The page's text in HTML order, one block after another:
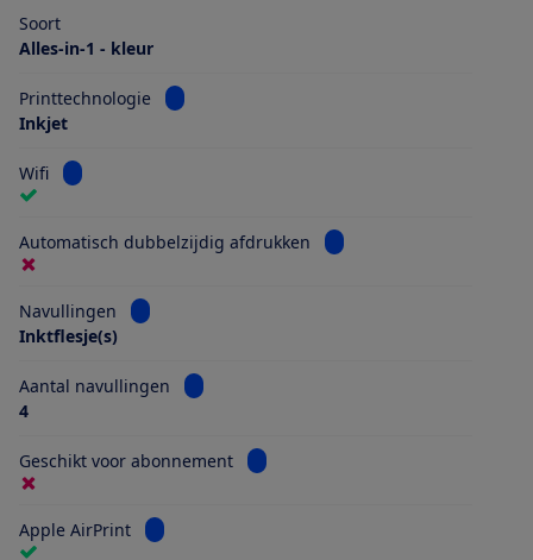
Soort
Alles-in-1 - kleur
Printtechnologie
Bekijk informatie voor Printtechnologie
Inkjet
Wifi Bekijk informatie voor Wifi
Automatisch dubbelzijdig afdrukken Bekijk informatie voor
Navullingen
Bekijk informatie voor Navullingen
Inktflesje(s)
Aantal navullingen
Bekijk informatie voor Aantal navullingen
4
Geschikt voor abonnement Bekijk informatie voor Geschikt
Apple AirPrint Bekijk informatie voor Apple AirPrint